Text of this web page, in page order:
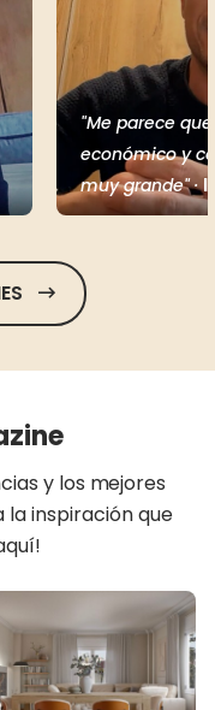
"Me parece
económico y
muy grande" ·
y los mejores
la inspiración que